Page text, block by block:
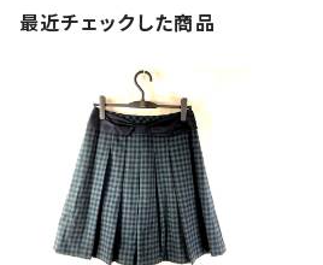
最近チェックした商品